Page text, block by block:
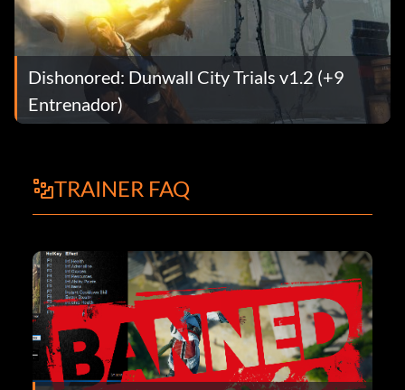
Dishonored: Dunwall City Trials v1.2 (+9
Entrenador)
TRAINER FAQ